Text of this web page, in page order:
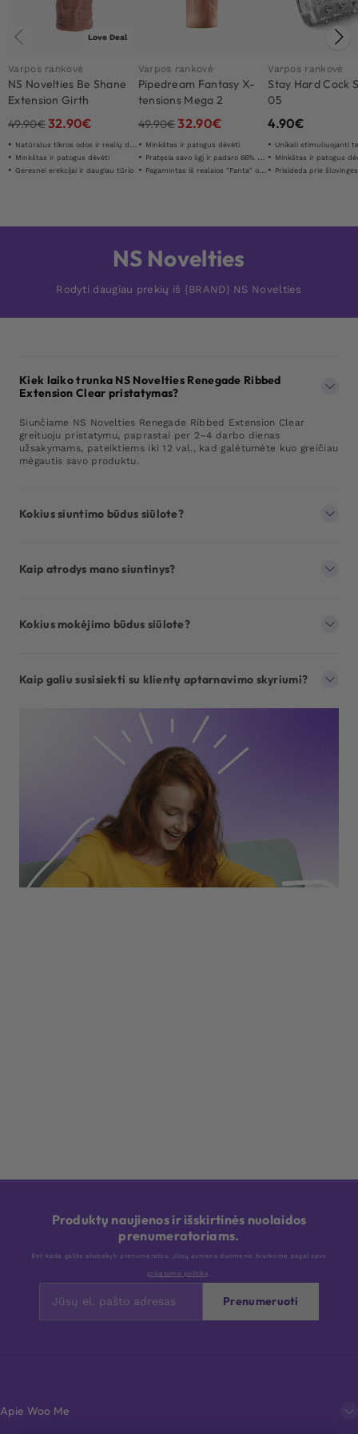
Love Deal
Varpos rankovė
NS Novelties Be Shane
Extension Girth
Enhancer
49.90€32.90€
Natūralus tikros odos ir realių detaliū jausmas
Minkštas ir patogus dėvėti
Geresnei erekcijai ir daugiau tūrio
Varpos rankovė
Pipedream Fantasy X-
tensions Mega 2
Extension
49.90€32.90€
Minkštas ir patogus dėvėti
Pratęsia savo ilgį ir padaro 66% storesnį
Pagamintas iš realaios "Fanta" odos "
Varpos rankovė
Stay Hard Cock
05
4.90€
Unikali stimuliuojanti
Minkštas ir patogus
Prisideda prie
NS Novelties
Rodyti daugiau prekių iš {BRAND} NS Novelties
Kiek laiko trunka NS Novelties Renegade Ribbed
Extension Clear pristatymas?
Siunčiame NS Novelties Renegade Ribbed Extension Clear
greituoju pristatymu, paprastai per 2–4 darbo dienas
užsakymams, pateiktiems iki 12 val., kad galėtumėte kuo greičiau
mėgautis savo produktu.
Kokius siuntimo būdus siūlote?
Kaip atrodys mano siuntinys?
Kokius mokėjimo būdus siūlote?
Kaip galiu susisiekti su klientų aptarnavimo skyriumi?
Produktų naujienos ir išskirtinės nuolaidos
prenumeratoriams.
Bet kada galite atsisakyti prenumeratos. Jūsų asmens duomenis tvarkome pagal savo
privatumo politiką .
Prenumeruoti
Apie Woo Me